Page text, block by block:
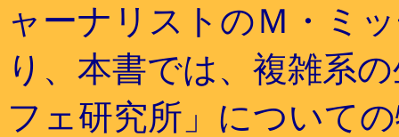
ャーナリストのＭ・ミ
り、本書では、複雑系
フェ研究所」について